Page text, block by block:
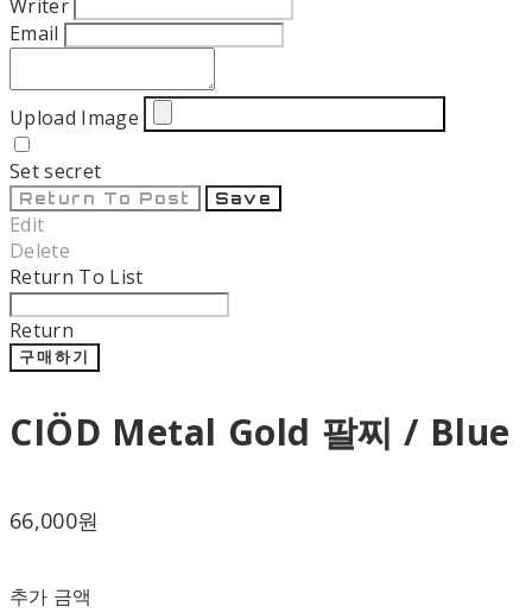
Writer
Email
Upload Image
Set secret
Return To Post Save
Edit
Delete
Return To List
Return
구매하기
CIÖD Metal Gold 팔찌 / Blue
66,000원
추가 금액